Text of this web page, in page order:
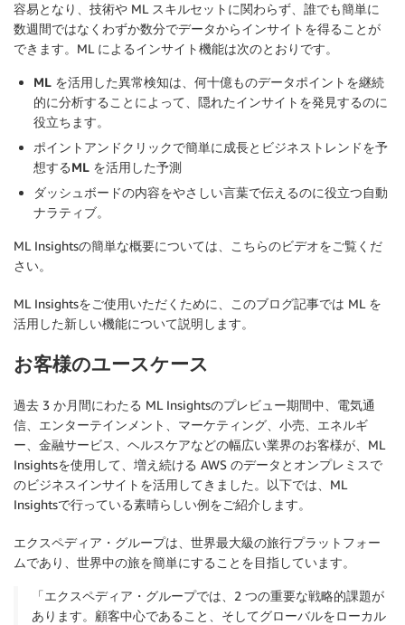
容易となり、技術や ML スキルセットに関わらず、誰でも簡単に
数週間ではなくわずか数分でデータからインサイトを得ることが
できます。ML によるインサイト機能は次のとおりです。
ML を活用した異常検知は、何十億ものデータポイントを継続
的に分析することによって、隠れたインサイトを発見するのに
役立ちます。
ポイントアンドクリックで簡単に成長とビジネストレンドを予
想するML を活用した予測
ダッシュボードの内容をやさしい言葉で伝えるのに役立つ自動
ナラティブ。
ML Insightsの簡単な概要については、こちらのビデオをご覧くだ
さい。
ML Insightsをご使用いただくために、このブログ記事では ML を
活用した新しい機能について説明します。
お客様のユースケース
過去 3 か月間にわたる ML Insightsのプレビュー期間中、電気通
信、エンターテインメント、マーケティング、小売、エネルギ
ー、金融サービス、ヘルスケアなどの幅広い業界のお客様が、ML
Insightsを使用して、増え続ける AWS のデータとオンプレミスで
のビジネスインサイトを活用してきました。以下では、ML
Insightsで行っている素晴らしい例をご紹介します。
エクスペディア・グループは、世界最大級の旅行プラットフォー
ムであり、世界中の旅を簡単にすることを目指しています。
「エクスペディア・グループでは、2 つの重要な戦略的課題が
あります。顧客中心であること、そしてグローバルをローカル